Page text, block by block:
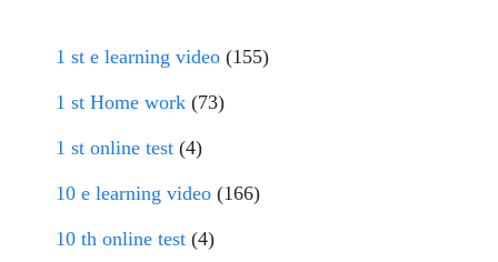
1 st e learning video (155)
1 st Home work (73)
1 st online test (4)
10 e learning video (166)
10 th online test (4)